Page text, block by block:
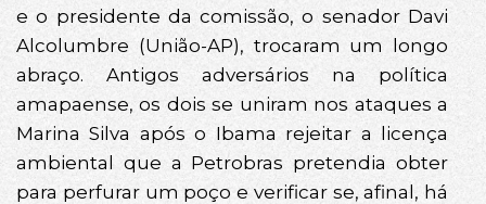
e o presidente da comissão, o senador Davi
Alcolumbre (União-AP), trocaram um longo
abraço. Antigos adversários na política
amapaense, os dois se uniram nos ataques a
Marina Silva após o Ibama rejeitar a licença
ambiental que a Petrobras pretendia obter
para perfurar um poço e verificar se, afinal, há